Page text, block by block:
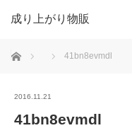
成り上がり物販
ホーム 41bn8evmdl
2016.11.21
41bn8evmdl